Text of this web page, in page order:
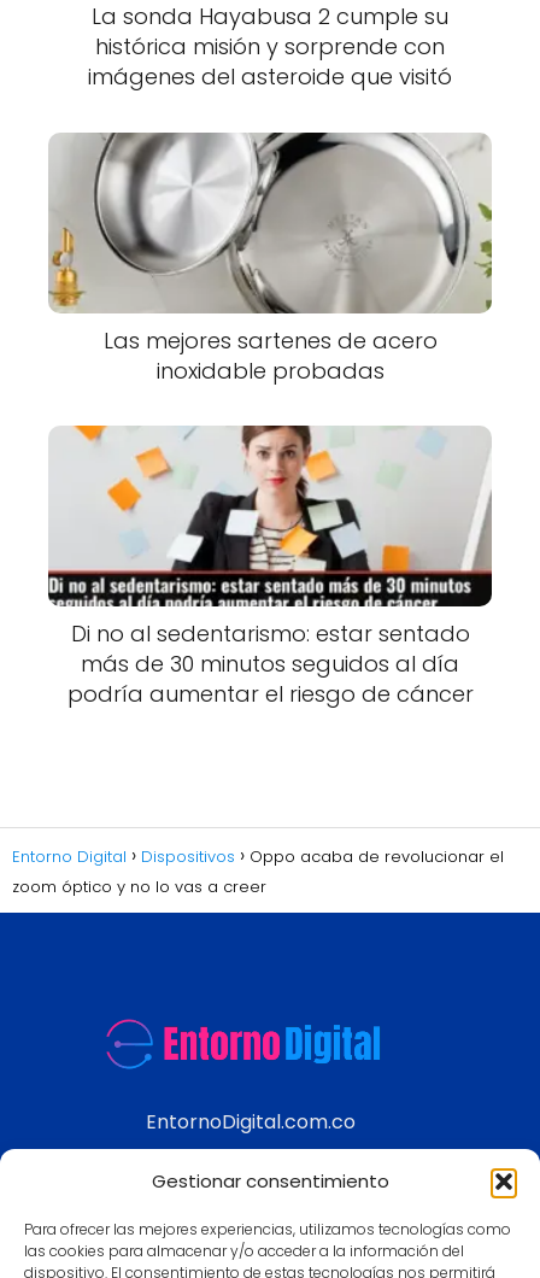
Gestionar consentimiento
Para ofrecer las mejores experiencias, utilizamos tecnologías como
las cookies para almacenar y/o acceder a la información del
dispositivo. El consentimiento de estas tecnologías nos permitirá
La sonda Hayabusa 2 cumple su
histórica misión y sorprende con
imágenes del asteroide que visitó
Las mejores sartenes de acero
inoxidable probadas
Di no al sedentarismo: estar sentado
más de 30 minutos seguidos al día
podría aumentar el riesgo de cáncer
Entorno Digital Dispositivos
Oppo acaba de revolucionar el
zoom óptico y no lo vas a creer
EntornoDigital.com.co
modernos
Aviso legal